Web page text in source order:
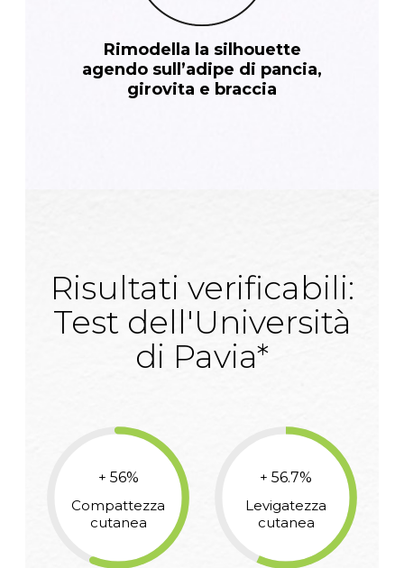
Rimodella la silhouette
agendo sull’adipe di pancia,
girovita e braccia
Risultati verificabili:
Test dell'Università
di Pavia*
+ 56%
Compattezza
cutanea
+ 56.7%
Levigatezza
cutanea